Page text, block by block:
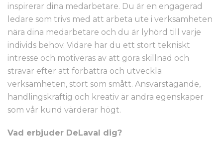
inspirerar dina medarbetare. Du är en engagerad
ledare som trivs med att arbeta ute i verksamheten
nära dina medarbetare och du är lyhörd till varje
individs behov. Vidare har du ett stort tekniskt
intresse och motiveras av att göra skillnad och
strävar efter att förbättra och utveckla
verksamheten, stort som smått. Ansvarstagande,
handlingskraftig och kreativ är andra egenskaper
som vår kund värderar högt.
Vad erbjuder DeLaval dig?